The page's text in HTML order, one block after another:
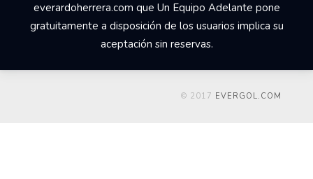
everardoherrera.com que Un Equipo Adelante pone
gratuitamente a disposición de los usuarios implica su
aceptación sin reservas.
© 2017 EVERGOL.COM